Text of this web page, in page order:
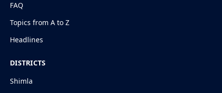
FAQ
Topics from A to Z
Headlines
DISTRICTS
Shimla